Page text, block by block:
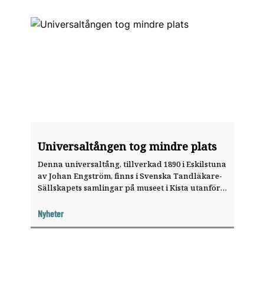
Universaltången tog mindre plats
Denna universaltång, tillverkad 1890 i Eskilstuna
av Johan Engström, finns i Svenska Tandläkare-
Sällskapets samlingar på museet i Kista utanför
Nyheter